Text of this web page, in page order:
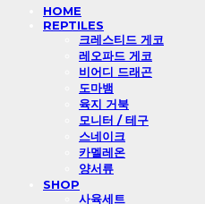
HOME
REPTILES
크레스티드 게코
레오파드 게코
비어디 드래곤
도마뱀
육지 거북
모니터 / 테구
스네이크
카멜레온
양서류
SHOP
사육세트